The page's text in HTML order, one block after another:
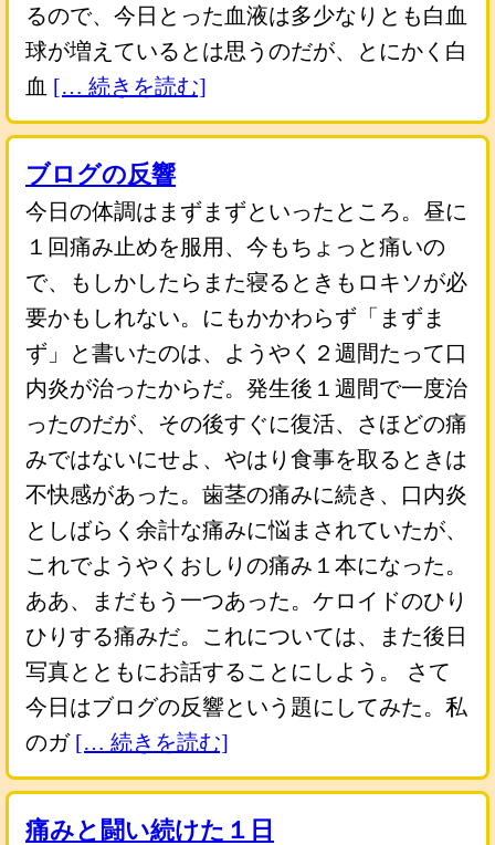
るので、今日とった血液は多少なりとも白血
球が増えているとは思うのだが、とにかく白
血 [… 続きを読む]
ブログの反響
今日の体調はまずまずといったところ。昼に
１回痛み止めを服用、今もちょっと痛いの
で、もしかしたらまた寝るときもロキソが必
要かもしれない。にもかかわらず「まずま
ず」と書いたのは、ようやく２週間たって口
内炎が治ったからだ。発生後１週間で一度治
ったのだが、その後すぐに復活、さほどの痛
みではないにせよ、やはり食事を取るときは
不快感があった。歯茎の痛みに続き、口内炎
としばらく余計な痛みに悩まされていたが、
これでようやくおしりの痛み１本になった。
ああ、まだもう一つあった。ケロイドのひり
ひりする痛みだ。これについては、また後日
写真とともにお話することにしよう。 さて
今日はブログの反響という題にしてみた。私
のガ [… 続きを読む]
痛みと闘い続けた１日